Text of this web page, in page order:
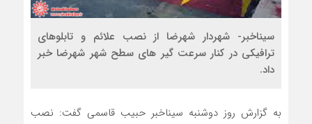
سیناخبر- شهردار شهرضا از نصب علائم و تابلوهای
ترافیکی در کنار سرعت گیر های سطح شهر شهرضا خبر
داد.
به گزارش روز دوشنبه سیناخبر حبیب قاسمی گفت: نصب